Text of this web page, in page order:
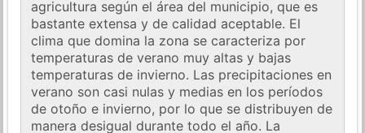
agricultura según el área del municipio, que es
bastante extensa y de calidad aceptable. El
clima que domina la zona se caracteriza por
temperaturas de verano muy altas y bajas
temperaturas de invierno. Las precipitaciones en
verano son casi nulas y medias en los períodos
de otoño e invierno, por lo que se distribuyen de
manera desigual durante todo el año. La